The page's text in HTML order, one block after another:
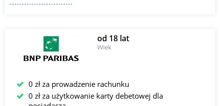
od 18 lat
Wiek
0 zł za prowadzenie rachunku
0 zł za użytkowanie karty debetowej dla